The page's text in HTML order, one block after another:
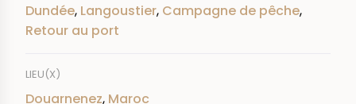
Dundée, Langoustier, Campagne de pêche,
Retour au port
LIEU(X)
Douarnenez, Maroc